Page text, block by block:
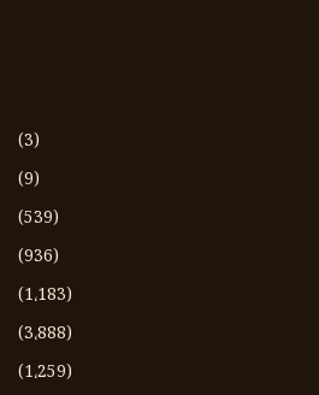
(3)
(9)
(539)
(936)
(1،183)
(3،888)
(1،259)